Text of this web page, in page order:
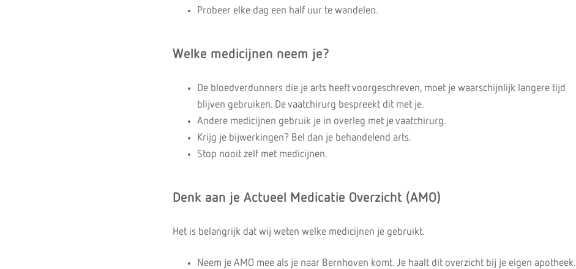
Probeer elke dag een half uur te wandelen.
Welke medicijnen neem je?
De bloedverdunners die je arts heeft voorgeschreven, moet je waarschijnlijk langere tijd
blijven gebruiken. De vaatchirurg bespreekt dit met je.
Andere medicijnen gebruik je in overleg met je vaatchirurg.
Krijg je bijwerkingen? Bel dan je behandelend arts.
Stop nooit zelf met medicijnen.
Denk aan je Actueel Medicatie Overzicht (AMO)
Het is belangrijk dat wij weten welke medicijnen je gebruikt.
Neem je AMO mee als je naar Bernhoven komt. Je haalt dit overzicht bij je eigen apotheek.